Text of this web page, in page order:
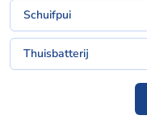
Schuifpui
Thuisbatterij